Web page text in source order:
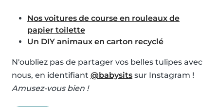
Nos voitures de course en rouleaux de
papier toilette
Un DIY animaux en carton recyclé
N'oubliez pas de partager vos belles tulipes avec
nous, en identifiant @babysits sur Instagram !
Amusez-vous bien !